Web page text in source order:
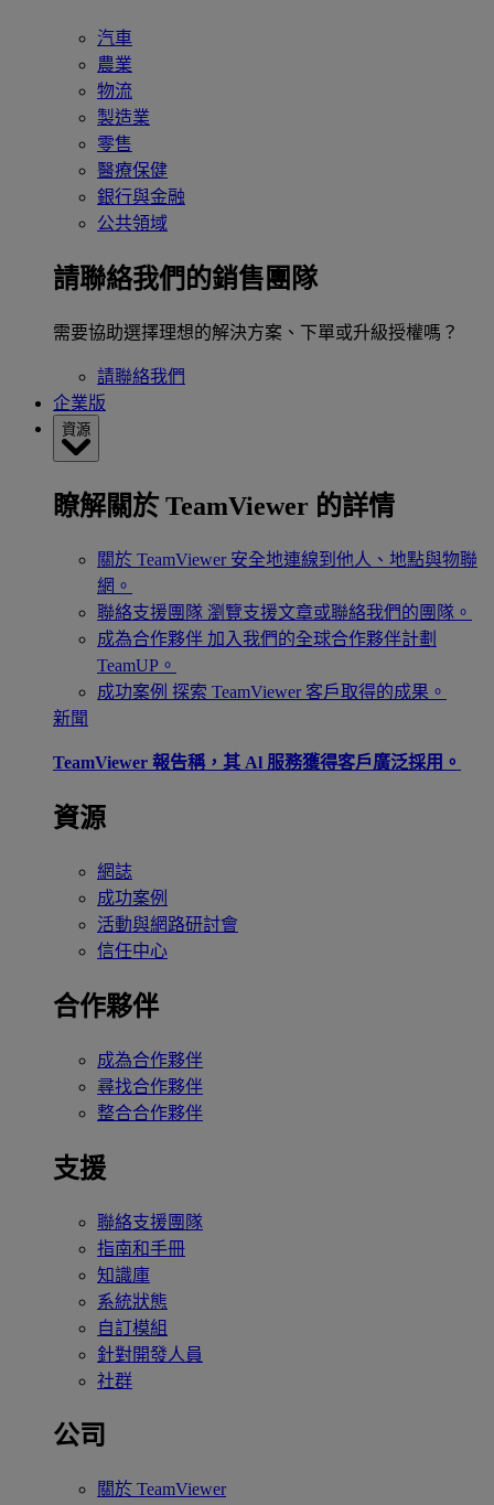
汽車
農業
物流
製造業
零售
醫療保健
銀行與金融
公共領域
請聯絡我們的銷售團隊
需要協助選擇理想的解決方案、下單或升級授權嗎？
請聯絡我們
企業版
資源
瞭解關於 TeamViewer 的詳情
關於 TeamViewer 安全地連線到他人、地點與物聯
網。
聯絡支援團隊 瀏覽支援文章或聯絡我們的團隊。
成為合作夥伴 加入我們的全球合作夥伴計劃
TeamUP。
成功案例 探索 TeamViewer 客戶取得的成果。
新聞
TeamViewer 報告稱，其 Al 服務獲得客戶廣泛採用。
資源
網誌
成功案例
活動與網路研討會
信任中心
合作夥伴
成為合作夥伴
尋找合作夥伴
整合合作夥伴
支援
聯絡支援團隊
指南和手冊
知識庫
系統狀態
自訂模組
針對開發人員
社群
公司
關於 TeamViewer